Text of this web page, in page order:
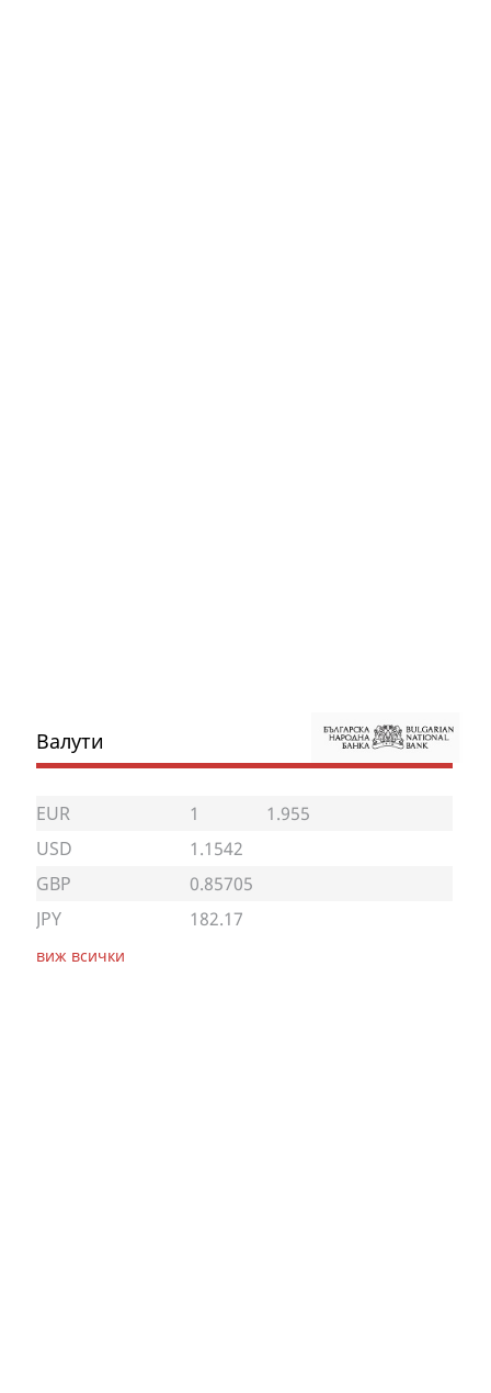
Валути
EUR 1
1.955
USD
1.1542
GBP
0.85705
JPY
182.17
виж всички